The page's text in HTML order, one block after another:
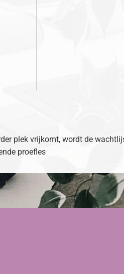
plek vrijkomt, wordt de
proefles